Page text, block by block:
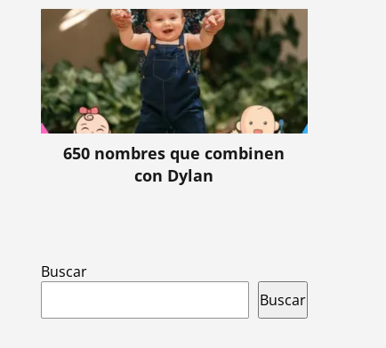
650 nombres que combinen
con Dylan
Buscar
Buscar